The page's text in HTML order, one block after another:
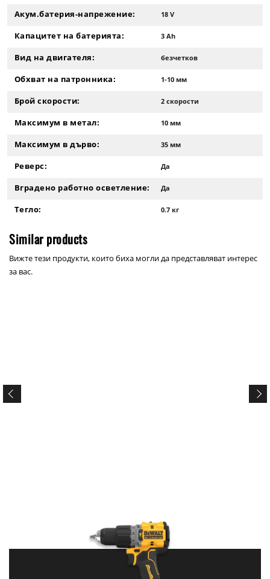
Акум.батерия-напрежение: 18 V
Капацитет на батерията: 3 Ah
Вид на двигателя: безчетков
Обхват на патронника: 1-10 мм
Брой скорости: 2 скорости
Максимум в метал: 10 мм
Максимум в дърво: 35 мм
Реверс: Да
Вградено работно осветление: Да
Тегло: 0.7 кг
Similar products
Вижте тези продукти, които биха могли да представляват интерес
за вас.